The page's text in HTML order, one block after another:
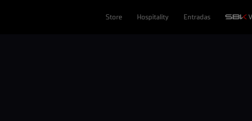
Store Hospitality Entradas